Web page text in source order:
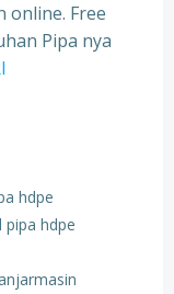
online. Free
Pipa nya
hdpe
pipa hdpe